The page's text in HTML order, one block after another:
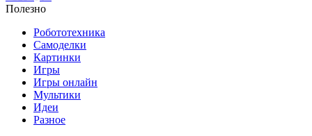
Полезно
Робототехника
Самоделки
Картинки
Игры
Игры онлайн
Мультики
Идеи
Разное